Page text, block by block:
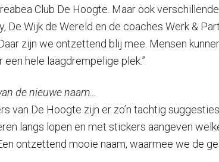
Club De Hoogte. Maar ook
Wijk de Wereld en de coaches Werk &
zijn we ontzettend blij mee. Mensen
hele laagdrempelige plek.”
de nieuwe naam…
van De Hoogte zijn er zo’n tachtig
langs lopen en met stickers aangeven
ontzettend mooie naam, waarmee we de